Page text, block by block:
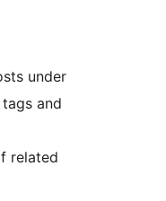
under
and
related